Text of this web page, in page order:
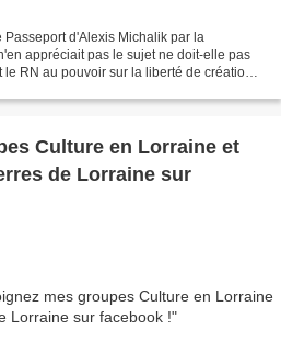
d'Alexis Michalik par la
appréciait pas le sujet ne doit-elle pas
RN au pouvoir sur la liberté de création
Culture en Lorraine et
de Lorraine sur